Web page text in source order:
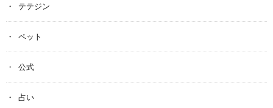
テテジン
ペット
公式
占い